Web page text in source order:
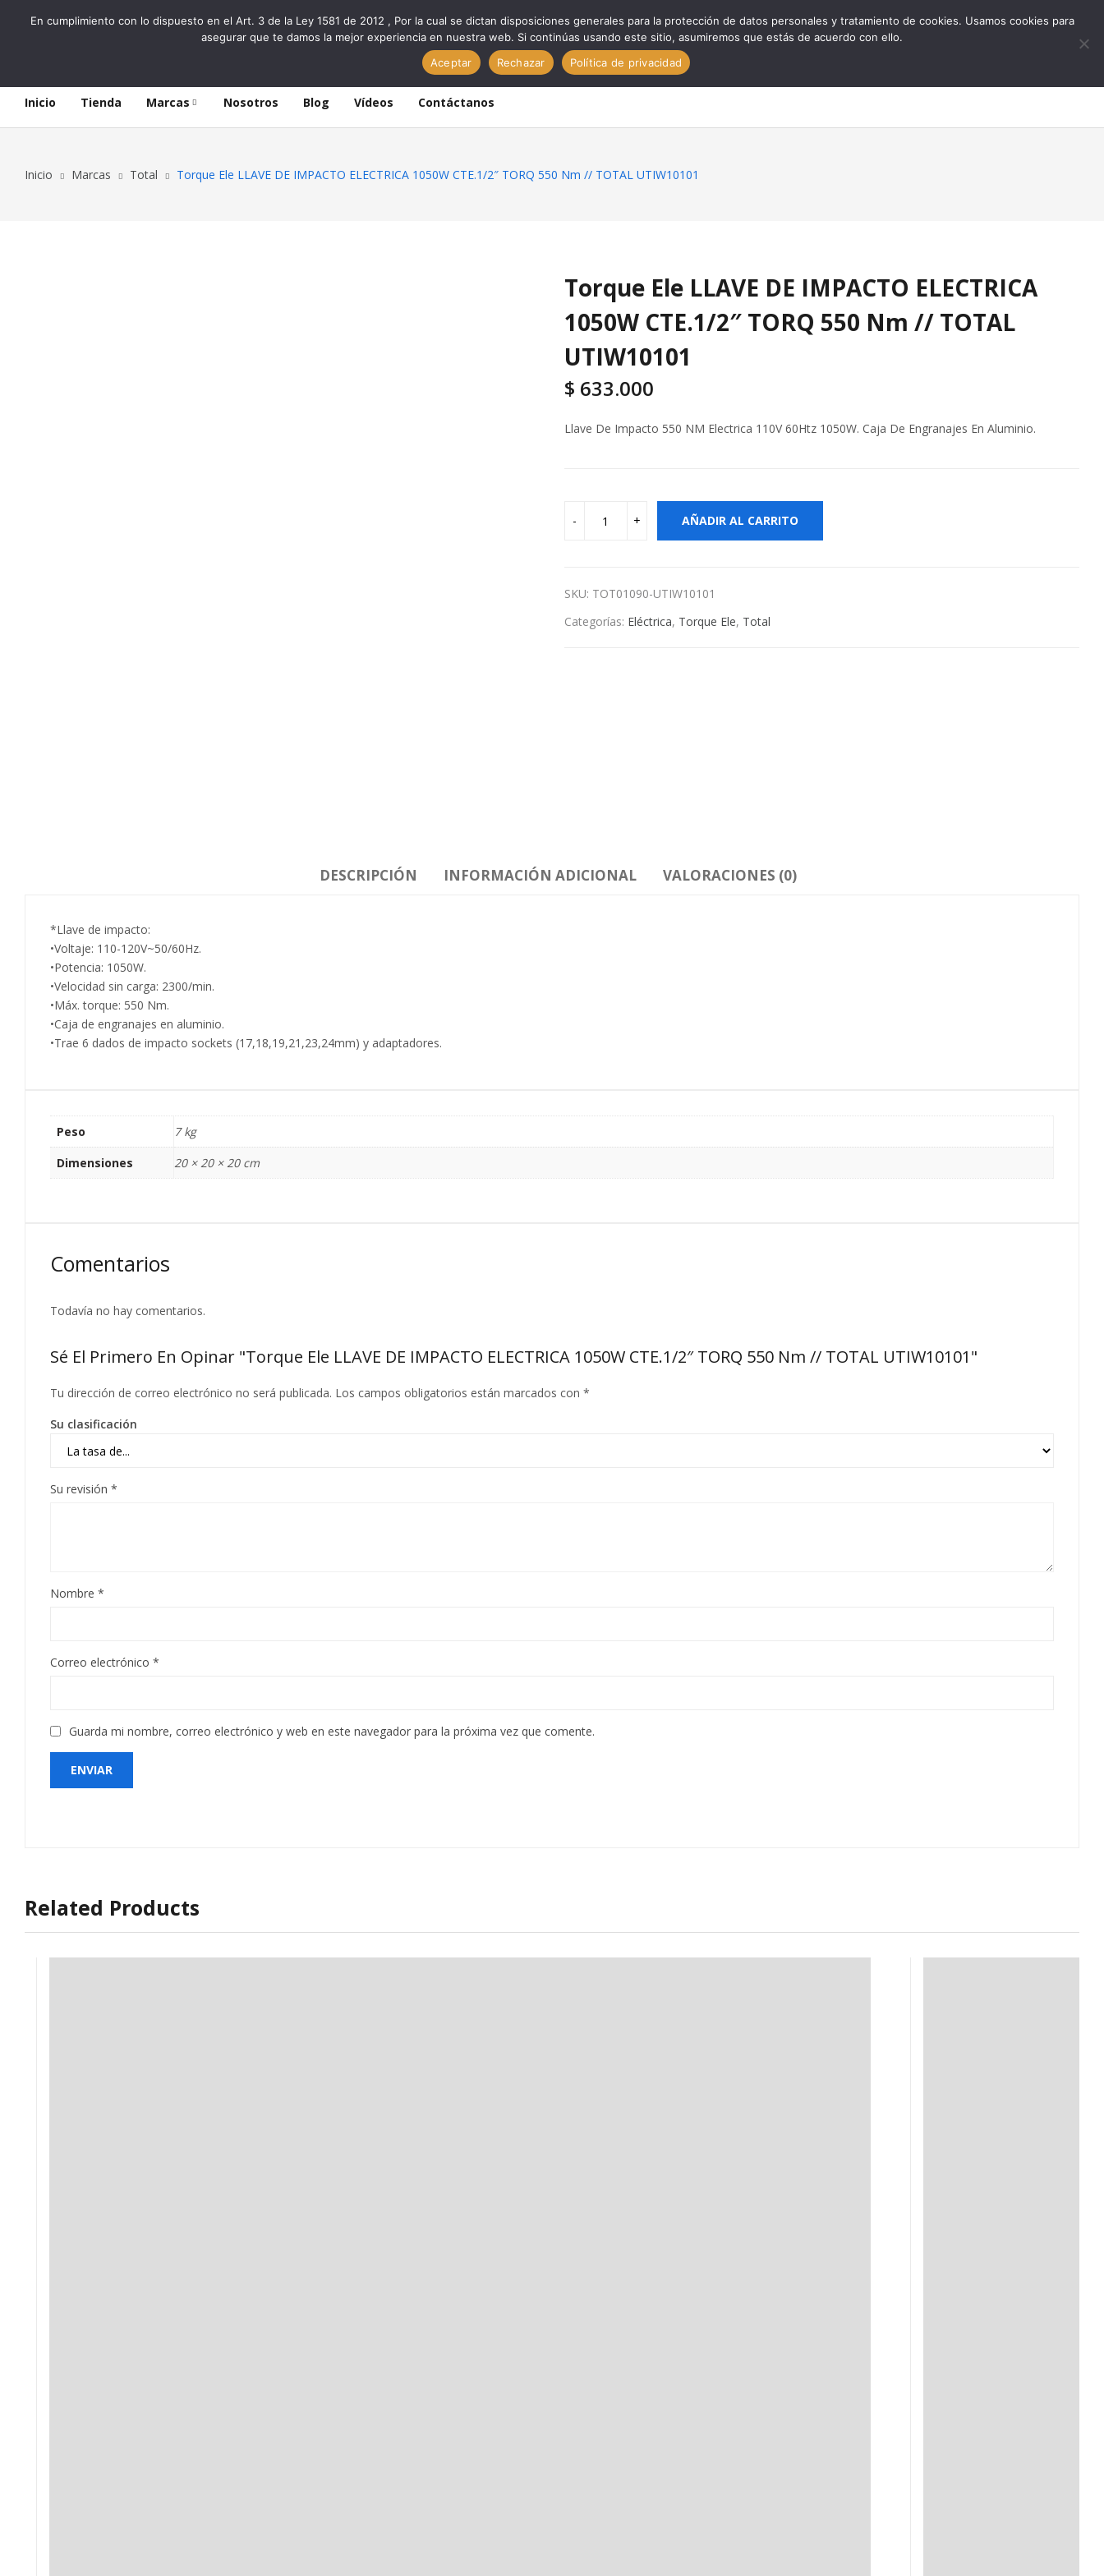
0
Inicio Tienda Marcas Nosotros Blog Vídeos Contáctanos
Inicio Marcas Total Torque Ele LLAVE DE IMPACTO ELECTRICA 1050W CTE.1/2″ TORQ 550 Nm // TOTAL UTIW10101
Torque Ele LLAVE DE IMPACTO ELECTRICA
1050W CTE.1/2″ TORQ 550 Nm // TOTAL
UTIW10101
$ 633.000
Llave De Impacto 550 NM Electrica 110V 60Htz 1050W. Caja De Engranajes En Aluminio.
AÑADIR AL CARRITO
SKU: TOT01090-UTIW10101
Categorías: Eléctrica, Torque Ele, Total
DESCRIPCIÓN INFORMACIÓN ADICIONAL VALORACIONES (0)
*Llave de impacto:
•Voltaje: 110-120V~50/60Hz.
•Potencia: 1050W.
•Velocidad sin carga: 2300/min.
•Máx. torque: 550 Nm.
•Caja de engranajes en aluminio.
•Trae 6 dados de impacto sockets (17,18,19,21,23,24mm) y adaptadores.
Peso
7 kg
Dimensiones
20 × 20 × 20 cm
Comentarios
Todavía no hay comentarios.
Sé El Primero En Opinar "Torque Ele LLAVE DE IMPACTO ELECTRICA 1050W CTE.1/2″ TORQ 550 Nm // TOTAL UTIW10101"
Tu dirección de correo electrónico no será publicada. Los campos obligatorios están marcados con *
Su clasificación
Su revisión *
Nombre *
Correo electrónico *
Guarda mi nombre, correo electrónico y web en este navegador para la próxima vez que comente.
Related Products
En cumplimiento con lo dispuesto en el Art. 3 de la Ley 1581 de 2012 , Por la cual se dictan disposiciones generales para la protección de datos personales y tratamiento de cookies. Usamos cookies para
asegurar que te damos la mejor experiencia en nuestra web. Si continúas usando este sitio, asumiremos que estás de acuerdo con ello.
Aceptar
Rechazar Política de privacidad